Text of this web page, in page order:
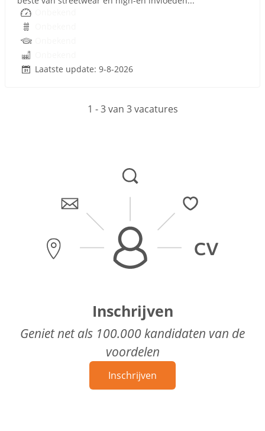
Laatste update: 9-8-2026
1 - 3 van 3 vacatures
Inschrijven
Geniet net als 100.000 kandidaten van de
voordelen
Inschrijven